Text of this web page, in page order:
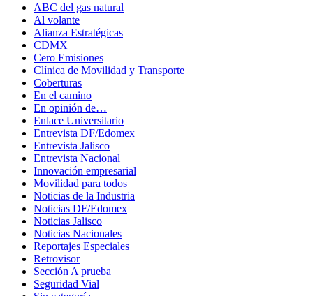
ABC del gas natural
Al volante
Alianza Estratégicas
CDMX
Cero Emisiones
Clínica de Movilidad y Transporte
Coberturas
En el camino
En opinión de…
Enlace Universitario
Entrevista DF/Edomex
Entrevista Jalisco
Entrevista Nacional
Innovación empresarial
Movilidad para todos
Noticias de la Industria
Noticias DF/Edomex
Noticias Jalisco
Noticias Nacionales
Reportajes Especiales
Retrovisor
Sección A prueba
Seguridad Vial